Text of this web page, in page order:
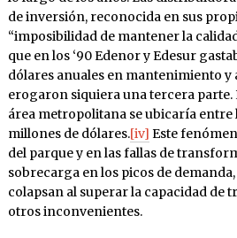
de inversión, reconocida en sus
“imposibilidad de mantener la
que en los ‘90 Edenor y Edesur
dólares anuales en mantenimiento y
erogaron siquiera una tercera parte.
área metropolitana se ubicaría entre
millones de dólares.[iv] Este
del parque y en las fallas de
sobrecarga en los picos de
colapsan al superar la capacidad de
otros inconvenientes.